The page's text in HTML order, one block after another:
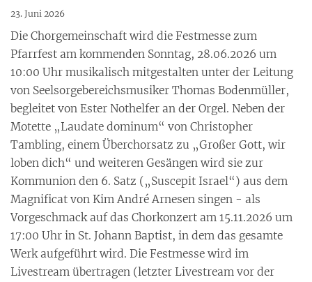
23. Juni 2026
Die Chorgemeinschaft wird die Festmesse zum
Pfarrfest am kommenden Sonntag, 28.06.2026 um
10:00 Uhr musikalisch mitgestalten unter der Leitung
von Seelsorgebereichsmusiker Thomas Bodenmüller,
begleitet von Ester Nothelfer an der Orgel. Neben der
Motette „Laudate dominum“ von Christopher
Tambling, einem Überchorsatz zu „Großer Gott, wir
loben dich“ und weiteren Gesängen wird sie zur
Kommunion den 6. Satz („Suscepit Israel“) aus dem
Magnificat von Kim André Arnesen singen - als
Vorgeschmack auf das Chorkonzert am 15.11.2026 um
17:00 Uhr in St. Johann Baptist, in dem das gesamte
Werk aufgeführt wird. Die Festmesse wird im
Livestream übertragen (letzter Livestream vor der